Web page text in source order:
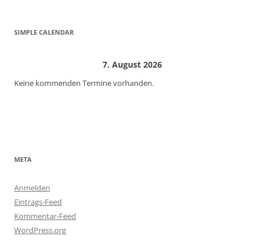
SIMPLE CALENDAR
7. August 2026
Keine kommenden Termine vorhanden.
META
Anmelden
Eintrags-Feed
Kommentar-Feed
WordPress.org